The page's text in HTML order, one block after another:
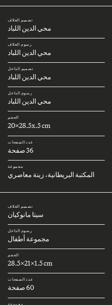
تصميم الغلاف
محي الدين اللباد
رسوم الغلاف
محي الدين اللباد
تصميم الداخل
محي الدين اللباد
رسوم الداخل
محي الدين اللباد
الحجم
20x28.5x.5 cm
عدد الصفحات
36 صفحة
مجموعة
المكتبة البريطانية، زينة معاصري
تصميم الغلاف
سيتا مانوكيان
رسوم الداخل
مجموعة أطفال
الحجم
28.5x21x1.5 cm
عدد الصفحات
60 صفحة
مجموعة